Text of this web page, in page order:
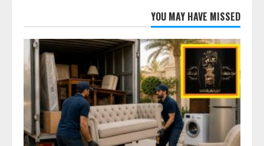
YOU MAY HAVE MISSED